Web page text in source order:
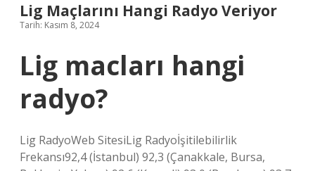
Lig Maçlarını Hangi Radyo Veriyor
Tarih: Kasım 8, 2024
Lig macları hangi
radyo?
Lig RadyoWeb SitesiLig Radyoİşitilebilirlik
Frekansı92,4 (İstanbul) 92,3 (Çanakkale, Bursa,